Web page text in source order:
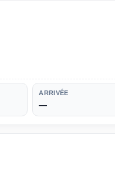
ARRIVÉE
—